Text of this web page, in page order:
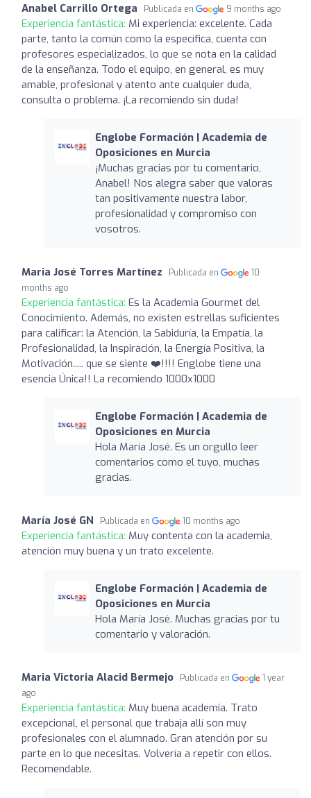
Anabel Carrillo Ortega Publicada en 9 months ago
Experiencia fantástica: Mi experiencia: excelente. Cada
parte, tanto la común como la específica, cuenta con
profesores especializados, lo que se nota en la calidad
de la enseñanza. Todo el equipo, en general, es muy
amable, profesional y atento ante cualquier duda,
consulta o problema. ¡La recomiendo sin duda!
Englobe Formación | Academia de
Oposiciones en Murcia
¡Muchas gracias por tu comentario,
Anabel! Nos alegra saber que valoras
tan positivamente nuestra labor,
profesionalidad y compromiso con
vosotros.
Maria José Torres Martínez Publicada en
10
months ago
Experiencia fantástica: Es la Academia Gourmet del
Conocimiento. Además, no existen estrellas suficientes
para calificar: la Atención, la Sabiduría, la Empatía, la
Profesionalidad, la Inspiración, la Energía Positiva, la
Motivación..... que se siente ❤️!!!! Englobe tiene una
esencia Única!! La recomiendo 1000x1000
Englobe Formación | Academia de
Oposiciones en Murcia
Hola María José. Es un orgullo leer
comentarios como el tuyo, muchas
gracias.
María José GN Publicada en 10 months ago
Experiencia fantástica: Muy contenta con la academia,
atención muy buena y un trato excelente.
Englobe Formación | Academia de
Oposiciones en Murcia
Hola María José. Muchas gracias por tu
comentario y valoración.
Maria Victoria Alacid Bermejo Publicada en
1 year
ago
Experiencia fantástica: Muy buena academia. Trato
excepcional, el personal que trabaja allí son muy
profesionales con el alumnado. Gran atención por su
parte en lo que necesitas. Volvería a repetir con ellos.
Recomendable.